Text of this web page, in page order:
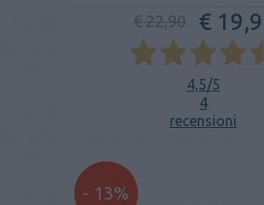
€ 22,90 €
4,5/5
4
recensioni
- 13%